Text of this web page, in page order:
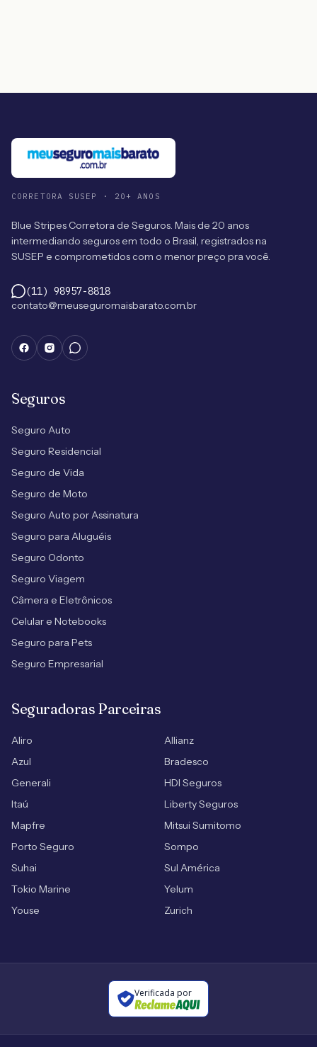
CORRETORA SUSEP · 20+ ANOS
Blue Stripes Corretora de Seguros. Mais de 20 anos
intermediando seguros em todo o Brasil, registrados na
SUSEP e comprometidos com o menor preço pra você.
(11) 98957-8818
contato@meuseguromaisbarato.com.br
Seguros
Seguro Auto
Seguro Residencial
Seguro de Vida
Seguro de Moto
Seguro Auto por Assinatura
Seguro para Aluguéis
Seguro Odonto
Seguro Viagem
Câmera e Eletrônicos
Celular e Notebooks
Seguro para Pets
Seguro Empresarial
Seguradoras Parceiras
Aliro
Allianz
Azul
Bradesco
Generali
HDI Seguros
Itaú
Liberty Seguros
Mapfre
Mitsui Sumitomo
Porto Seguro
Sompo
Suhai
Sul América
Tokio Marine
Yelum
Youse
Zurich
Verificada por